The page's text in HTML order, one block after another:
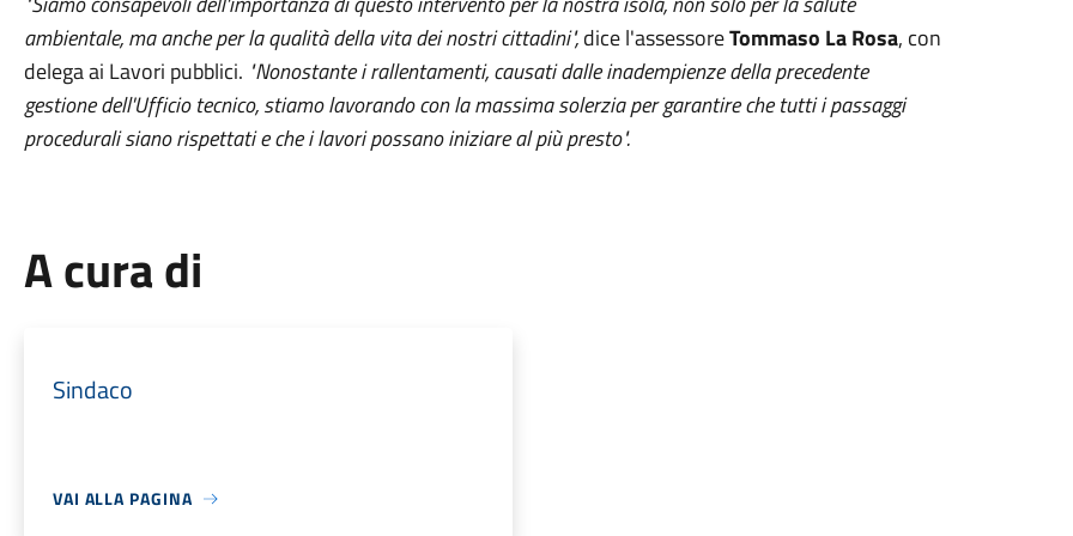
ambientale, ma anche per la qualità della vita dei nostri cittadini",dice l'assessoreTommaso La Rosa, con
delega ai Lavori pubblici. "Nonostante i rallentamenti, causati dalle inadempienze della precedente
gestione dell'Ufficio tecnico, stiamo lavorando con la massima solerzia per garantire che tutti i passaggi
procedurali siano rispettati e che i lavori possano iniziare al più presto".
A cura di
Sindaco
VAI ALLA PAGINA